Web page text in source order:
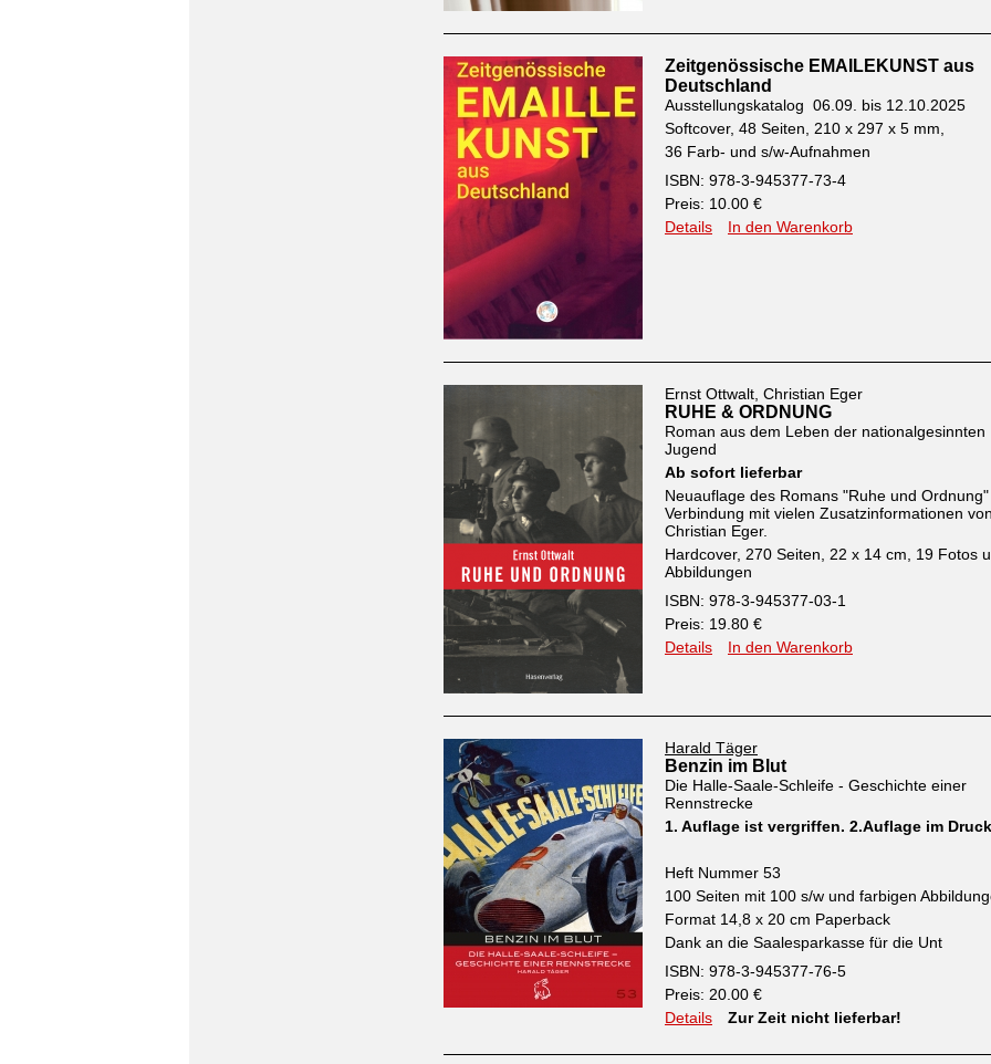
Zeitgenössische EMAILEKUNST aus
Deutschland
Ausstellungskatalog 06.09. bis 12.10.2025
Softcover, 48 Seiten, 210 x 297 x 5 mm,
36 Farb- und s/w-Aufnahmen
ISBN: 978-3-945377-73-4
Preis: 10.00 €
Details
In den Warenkorb
Ernst Ottwalt, Christian Eger
RUHE & ORDNUNG
Roman aus dem Leben der nationalgesinnten
Jugend
Ab sofort lieferbar
Neuauflage des Romans "Ruhe und Ordnung"
Verbindung mit vielen Zusatzinformationen von
Christian Eger.
Hardcover, 270 Seiten, 22 x 14 cm, 19 Fotos
Abbildungen
ISBN: 978-3-945377-03-1
Preis: 19.80 €
Details
In den Warenkorb
Harald Täger
Benzin im Blut
Die Halle-Saale-Schleife - Geschichte einer
Rennstrecke
1. Auflage ist vergriffen. 2.Auflage im Druck
Heft Nummer 53
100 Seiten mit 100 s/w und farbigen
Format 14,8 x 20 cm Paperback
Dank an die Saalesparkasse für die Unt
ISBN: 978-3-945377-76-5
Preis: 20.00 €
Details
Zur Zeit nicht lieferbar!